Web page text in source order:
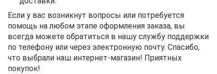
Если у вас возникнут вопросы или потребуется
помощь на любом этапе оформления заказа, вы
всегда можете обратиться в нашу службу поддержки
по телефону или через электронную почту. Спасибо,
что выбрали наш интернет-магазин! Приятных
покупок!